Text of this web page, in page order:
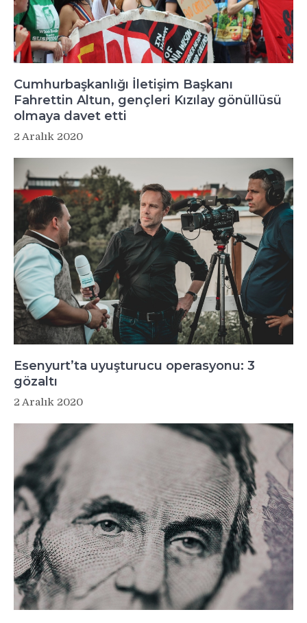
Cumhurbaşkanlığı İletişim Başkanı
Fahrettin Altun, gençleri Kızılay gönüllüsü
olmaya davet etti
2 Aralık 2020
Esenyurt’ta uyuşturucu operasyonu: 3
gözaltı
2 Aralık 2020